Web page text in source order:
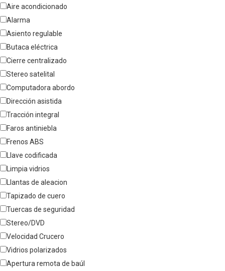
Aire acondicionado
Alarma
Asiento regulable
Butaca eléctrica
Cierre centralizado
Stereo satelital
Computadora abordo
Dirección asistida
Tracción integral
Faros antiniebla
Frenos ABS
Llave codificada
Limpia vidrios
Llantas de aleacion
Tapizado de cuero
Tuercas de seguridad
Stereo/DVD
Velocidad Crucero
Vidrios polarizados
Apertura remota de baúl